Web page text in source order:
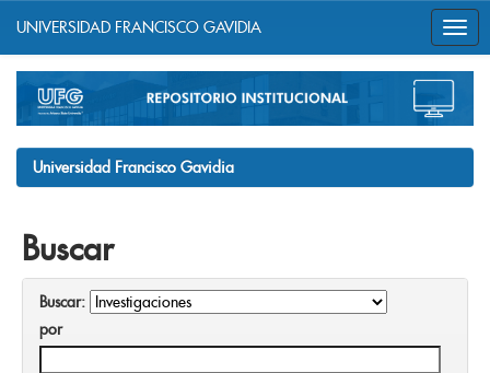
navigation
UNIVERSIDAD FRANCISCO GAVIDIA
Universidad Francisco Gavidia
Buscar
Buscar:
por